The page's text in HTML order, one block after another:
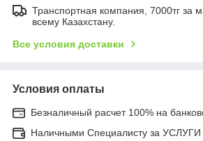
Транспортная компания, 7000тг за
всему Казахстану.
Все условия доставки
Условия оплаты
Безналичный расчет 100% на
Наличными Специалисту за УСЛУГИ